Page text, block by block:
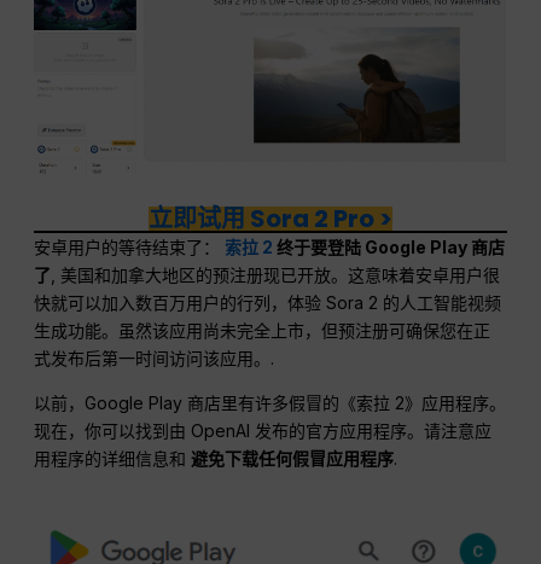
立即试用 Sora 2 Pro >
安卓用户的等待结束了： 索拉 2 终于要登陆 Google Play 商店
了 , 美国和加拿大地区的预注册现已开放。这意味着安卓用户很
快就可以加入数百万用户的行列，体验 Sora 2 的人工智能视频
生成功能。虽然该应用尚未完全上市，但预注册可确保您在正
式发布后第一时间访问该应用。.
以前，Google Play 商店里有许多假冒的《索拉 2》应用程序。
现在，你可以找到由 OpenAI 发布的官方应用程序。请注意应
用程序的详细信息和避免下载任何假冒应用程序.